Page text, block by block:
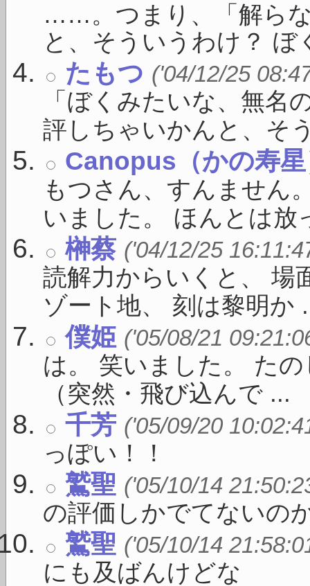
……。つまり、「解ら
と、そういうわけ？
たもつ ('04/12/25
「ぼくみたいな、無名
評しちゃいかんと、そ
Canopus（かの寿
もつさん、すんません
いました。 ほんとは
榊蔡 ('04/12/25
読解力からいくと、 場
ゾート地、 刻は黎明か
僕姫 ('05/08/21
は。 笑いました。 た
（突然・飛び込んで ...
千芳 ('05/09/20
っぽい！！
鷲聖 ('05/10/14
の評価しかでてないの
鷲聖 ('05/10/14
にも及ばんけどな